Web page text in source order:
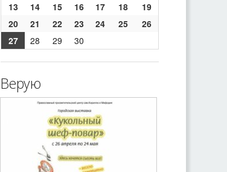
13
14 15 16 17 18
19
20
21 22 23 24 25
26
27
28 29 30
Верую